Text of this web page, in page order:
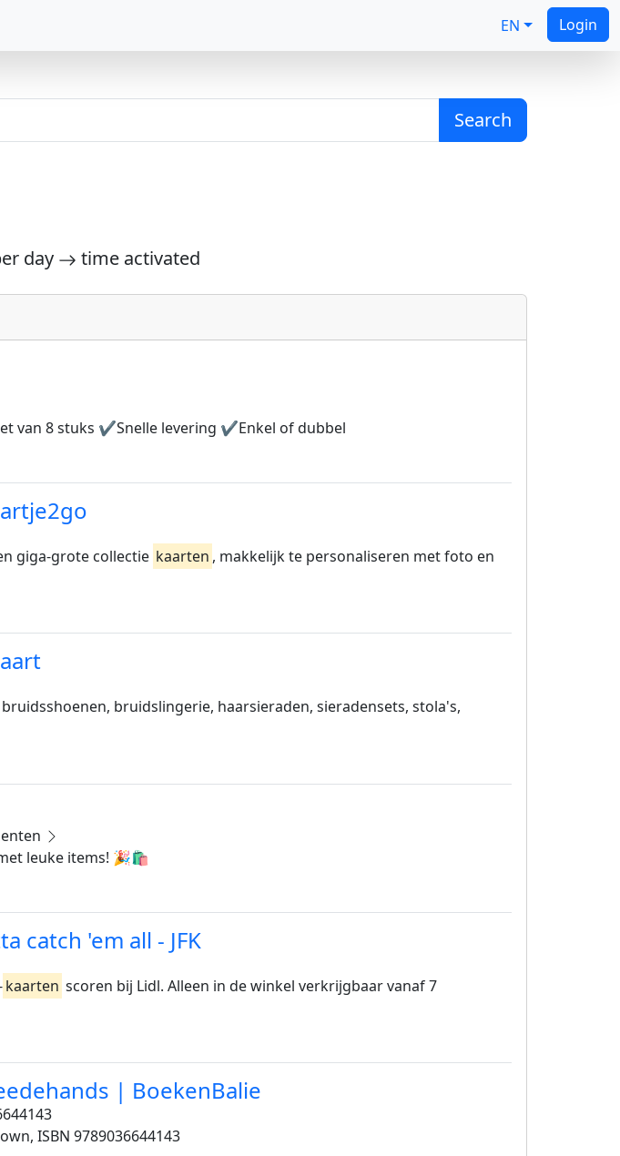
EN Login
Search
day time activated
van 8 stuks ✔️Snelle levering ✔️Enkel of dubbel
giga-grote collectie kaarten , makkelijk te personaliseren met foto en
bruidslingerie, haarsieraden, sieradensets, stola's,
leuke items! 🎉🛍
catch 'em all - JFK
kaarten scoren bij Lidl. Alleen in de winkel verkrijgbaar vanaf 7
| BoekenBalie
ISBN 9789036644143